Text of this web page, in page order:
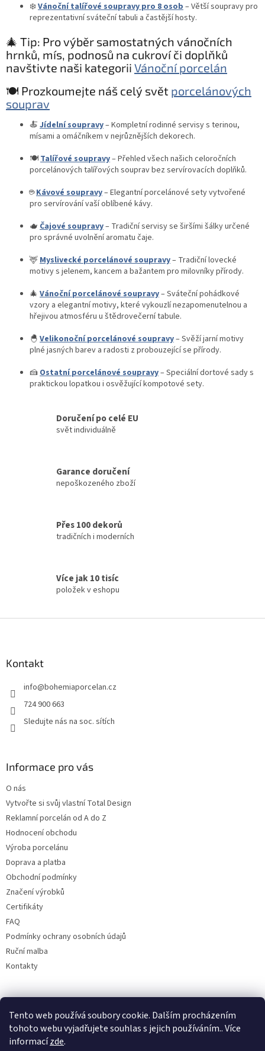
Tento web používá soubory cookie. Dalším procházením
tohoto webu vyjadřujete souhlas s jejich používáním.. Více
informacízde.
❄️Vánoční talířové soupravy pro 8 osob– Větší soupravy pro
reprezentativní sváteční tabuli a častější hosty.
🎄 Tip: Pro výběr samostatných vánočních
hrnků, mís, podnosů na cukroví či doplňků
navštivte naši kategorii Vánoční porcelán
🍽️ Prozkoumejte náš celý svět porcelánových
souprav
🍝 Jídelní soupravy– Kompletní rodinné servisy s terinou,
mísami a omáčníkem v nejrůznějších dekorech.
🍽️Talířové soupravy– Přehled všech našich celoročních
porcelánových talířových souprav bez servírovacích doplňků.
☕Kávové soupravy– Elegantní porcelánové sety vytvořené
pro servírování vaší oblíbené kávy.
🫖 Čajové soupravy– Tradiční servisy se širšími šálky určené
pro správné uvolnění aromatu čaje.
🦌 Myslivecké porcelánové soupravy– Tradiční lovecké
motivy s jelenem, kancem a bažantem pro milovníky přírody.
🎄 Vánoční porcelánové soupravy– Sváteční pohádkové
vzory a elegantní motivy, které vykouzlí nezapomenutelnou a
hřejivou atmosféru u štědrovečerní tabule.
🐣 Velikonoční porcelánové soupravy– Svěží jarní motivy
plné jasných barev a radosti z probouzející se přírody.
🍰 Ostatní porcelánové soupravy– Speciální dortové sady s
praktickou lopatkou i osvěžující kompotové sety.
Doručení po celé EU
svět individuálně
Garance doručení
nepoškozeného zboží
Přes 100 dekorů
tradičních i moderních
Více jak 10 tisíc
položek v eshopu
Kontakt
info@bohemiaporcelan.cz
724 900 663
Sledujte nás na soc. sítích
Informace pro vás
O nás
Vytvořte si svůj vlastní Total Design
Reklamní porcelán od A do Z
Hodnocení obchodu
Výroba porcelánu
Doprava a platba
Obchodní podmínky
Značení výrobků
Certifikáty
FAQ
Podmínky ochrany osobních údajů
Ruční malba
Kontakty
Facebook